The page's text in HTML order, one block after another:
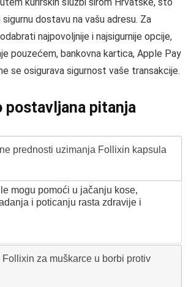
dostavu na vašu adresu. Za
najpovoljnije i najsigurnije opcije,
pouzećem, bankovna kartica, Apple Pay
se osigurava sigurnost vaše transakcije.
postavljana pitanja
prednosti uzimanja Follixin kapsula
mogu pomoći u jačanju kose,
i poticanju rasta zdravije i
za muškarce u borbi protiv